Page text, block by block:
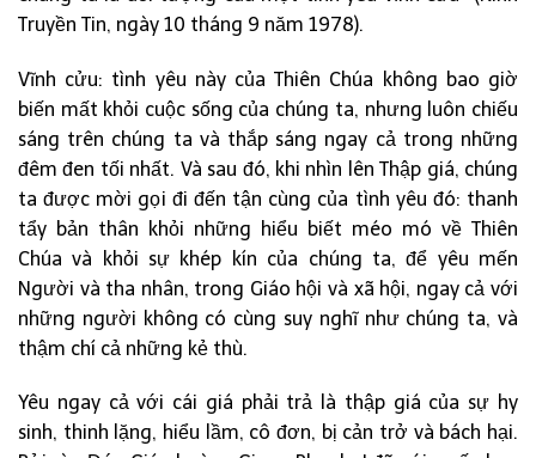
Truyền Tin, ngày 10 tháng 9 năm 1978).
Vĩnh cửu: tình yêu này của Thiên Chúa không bao giờ
biến mất khỏi cuộc sống của chúng ta, nhưng luôn chiếu
sáng trên chúng ta và thắp sáng ngay cả trong những
đêm đen tối nhất. Và sau đó, khi nhìn lên Thập giá, chúng
ta được mời gọi đi đến tận cùng của tình yêu đó: thanh
tẩy bản thân khỏi những hiểu biết méo mó về Thiên
Chúa và khỏi sự khép kín của chúng ta, để yêu mến
Người và tha nhân, trong Giáo hội và xã hội, ngay cả với
những người không có cùng suy nghĩ như chúng ta, và
thậm chí cả những kẻ thù.
Yêu ngay cả với cái giá phải trả là thập giá của sự hy
sinh, thinh lặng, hiểu lầm, cô đơn, bị cản trở và bách hại.